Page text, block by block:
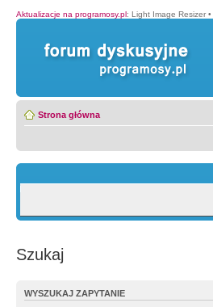
Aktualizacje na programosy.pl: Light Image Resizer •
Strona główna
Szukaj
WYSZUKAJ ZAPYTANIE